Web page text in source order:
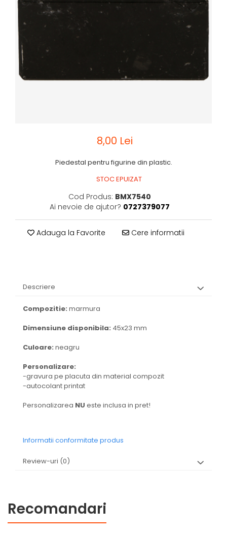
Sah
Ski
Tenis de Masa
Volei
8,00 Lei
Piedestal pentru figurine din plastic.
STOC EPUIZAT
Cod Produs: BMX7540
Ai nevoie de ajutor? 0727379077
Adauga la Favorite Cere informatii
Descriere
Compozitie: marmura
Dimensiune disponibila: 45x23 mm
Culoare: neagru
Personalizare:
-gravura pe placuta din material compozit
-autocolant printat
Personalizarea NU este inclusa in pret!
Informatii conformitate produs
Review-uri (0)
Recomandari